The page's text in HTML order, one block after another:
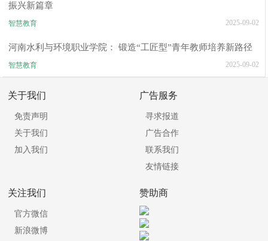
振兴新篇章
智慧教育 2025-09-02
河南水利与环境职业学院： 锻造“工匠型”青年教师培养新路径
智慧教育 2025-09-02
关于我们
免责声明
关于我们
加入我们
广告服务
寻求报道
广告合作
联系我们
友情链接
关注我们
官方微信
新浪微博
赞助商